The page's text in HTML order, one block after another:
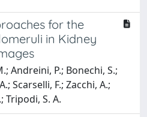
for the
in Kidney
Andreini, P.; Bonechi, S.;
Scarselli, F.; Zacchi, A.;
Tripodi, S. A.